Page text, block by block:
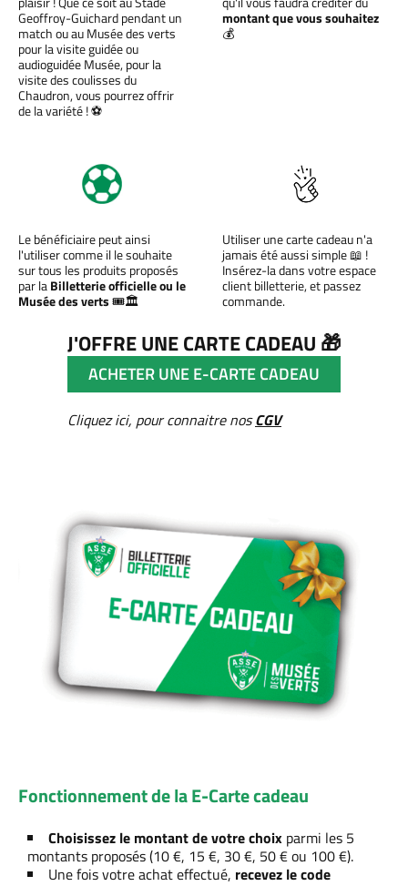
Geoffroy-Guichard pendant un
match ou au Musée des verts
pour la visite guidée ou
audioguidée Musée, pour la
visite des coulisses du
Chaudron, vous pourrez offrir
de la variété ! ⚽
montant que vous souhaitez
💰
Le bénéficiaire peut ainsi
l'utiliser comme il le souhaite
sur tous les produits proposés
par laBilletterie officielle ou le
Musée des verts🎟️🏛️
Utiliser une carte cadeau n'a
jamais été aussi simple 📖 !
Insérez-la dans votre espace
client billetterie, et passez
commande.
J'OFFRE UNE CARTE CADEAU 🎁
ACHETER UNE E-CARTE CADEAU
Cliquez ici, pour connaitre nosCGV
Fonctionnement de la E-Carte cadeau
Choisissez le montant de votre choix parmi les 5
montants proposés (10 €, 15 €, 30 €, 50 € ou 100 €).
Une fois votre achat effectué, recevez le code